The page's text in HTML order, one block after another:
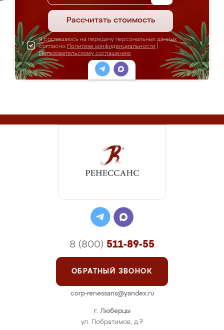
Рассчитать стоимость
Я соглашаюсь на передачу персональных данных
согласно Политике конфиденциальности
Пользовательскому соглашению
г. Люберцы
ул. Побратимов, д.7
8 (800) 511-89-55
ОБРАТНЫЙ ЗВОНОК
corp-renessans@yandex.ru